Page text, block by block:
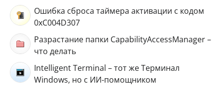
Ошибка сброса таймера активации с кодом
0xC004D307
Разрастание папки CapabilityAccessManager –
что делать
Intelligent Terminal – тот же Терминал
Windows, но с ИИ-помощником